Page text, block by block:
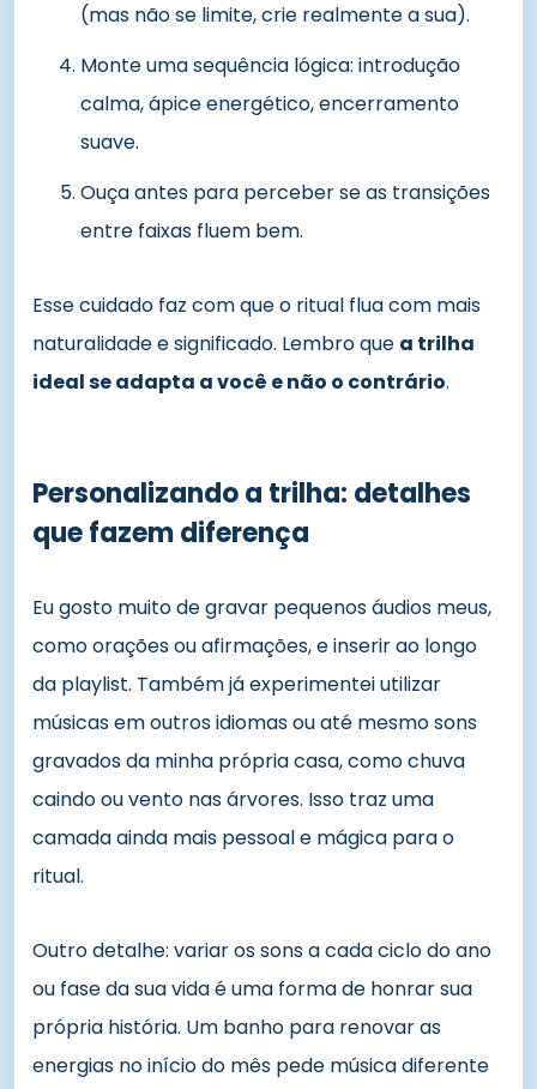
(mas não se limite, crie realmente a sua).
Monte uma sequência lógica: introdução
calma, ápice energético, encerramento
suave.
Ouça antes para perceber se as transições
entre faixas fluem bem.
Esse cuidado faz com que o ritual flua com mais
naturalidade e significado. Lembro que a trilha
ideal se adapta a você e não o contrário.
Personalizando a trilha: detalhes
que fazem diferença
Eu gosto muito de gravar pequenos áudios meus,
como orações ou afirmações, e inserir ao longo
da playlist. Também já experimentei utilizar
músicas em outros idiomas ou até mesmo sons
gravados da minha própria casa, como chuva
caindo ou vento nas árvores. Isso traz uma
camada ainda mais pessoal e mágica para o
ritual.
Outro detalhe: variar os sons a cada ciclo do ano
ou fase da sua vida é uma forma de honrar sua
própria história. Um banho para renovar as
energias no início do mês pede música diferente